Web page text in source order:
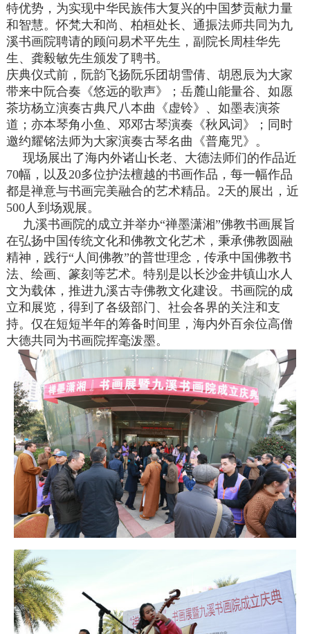
特优势，为实现中华民族伟大复兴的中国梦贡献力量
和智慧。怀梵大和尚、柏桓处长、通振法师共同为九
溪书画院聘请的顾问易术平先生，副院长周桂华先
生、龚毅敏先生颁发了聘书。
庆典仪式前，阮韵飞扬阮乐团胡雪倩、胡恩辰为大家
带来中阮合奏《悠远的歌声》；岳麓山能量谷、如愿
茶坊杨立演奏古典尺八本曲《虚铃》、如墨表演茶
道；亦本琴角小鱼、邓邓古琴演奏《秋风词》；同时
邀约耀铭法师为大家演奏古琴名曲《普庵咒》。
现场展出了海内外诸山长老、大德法师们的作品近
70幅，以及20多位护法檀越的书画作品，每一幅作品
都是禅意与书画完美融合的艺术精品。2天的展出，近
500人到场观展。
九溪书画院的成立并举办“禅墨潇湘”佛教书画展旨
在弘扬中国传统文化和佛教文化艺术，秉承佛教圆融
精神，践行“人间佛教”的普世理念，传承中国佛教书
法、绘画、篆刻等艺术。特别是以长沙金井镇山水人
文为载体，推进九溪古寺佛教文化建设。书画院的成
立和展览，得到了各级部门、社会各界的关注和支
持。仅在短短半年的筹备时间里，海内外百余位高僧
大德共同为书画院挥毫泼墨。